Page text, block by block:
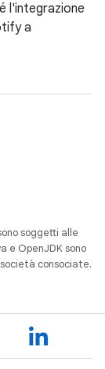
l'integrazione
a
soggetti alle
e OpenJDK sono
consociate.